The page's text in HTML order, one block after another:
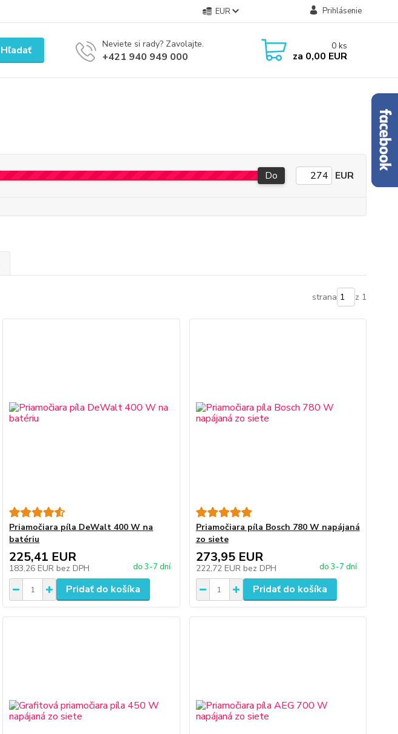
EUR Prihlásenie
Hľadať Neviete si rady? Zavolajte.
+421 940 949 000
0 ks
za 0,00 EUR
Do EUR
strana z 1
Priamočiara píla DeWalt 400 W na
batériu
225,41 EUR
183,26 EUR bez DPH do 3-7 dní
Pridať do košíka
Priamočiara píla Bosch 780 W napájaná
zo siete
273,95 EUR
222,72 EUR bez DPH do 3-7 dní
Pridať do košíka